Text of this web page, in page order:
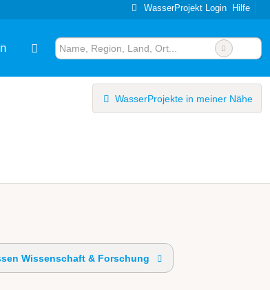
WasserProjekt Login Hilfe
WasserProjekte in meiner Nähe
Wissenschaft & Forschung